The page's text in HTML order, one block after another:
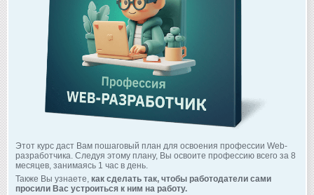
Этот курс даст Вам пошаговый план для освоения профессии Web-
разработчика. Следуя этому плану, Вы освоите профессию всего за 8
месяцев, занимаясь 1 час в день.
Также Вы узнаете, как сделать так, чтобы работодатели сами
просили Вас устроиться к ним на работу.